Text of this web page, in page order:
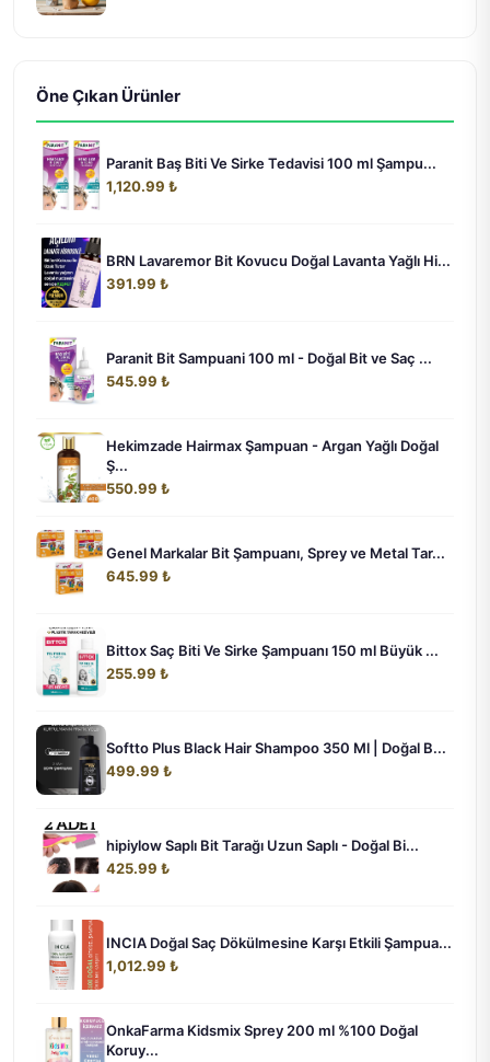
Öne Çıkan Ürünler
Paranit Baş Biti Ve Sirke Tedavisi 100 ml Şampu...
1,120.99 ₺
BRN Lavaremor Bit Kovucu Doğal Lavanta Yağlı Hi...
391.99 ₺
Paranit Bit Sampuani 100 ml - Doğal Bit ve Saç ...
545.99 ₺
Hekimzade Hairmax Şampuan - Argan Yağlı Doğal
Ş...
550.99 ₺
Genel Markalar Bit Şampuanı, Sprey ve Metal Tar...
645.99 ₺
Bittox Saç Biti Ve Sirke Şampuanı 150 ml Büyük ...
255.99 ₺
Softto Plus Black Hair Shampoo 350 Ml | Doğal B...
499.99 ₺
hipiylow Saplı Bit Tarağı Uzun Saplı - Doğal Bi...
425.99 ₺
INCIA Doğal Saç Dökülmesine Karşı Etkili Şampua...
1,012.99 ₺
OnkaFarma Kidsmix Sprey 200 ml %100 Doğal
Koruy...